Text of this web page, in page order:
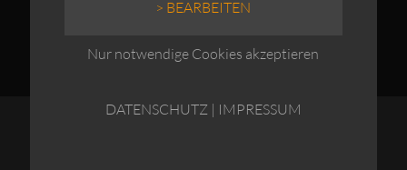
> BEARBEITEN
Nur notwendige Cookies akzeptieren
DATENSCHUTZ | IMPRESSUM